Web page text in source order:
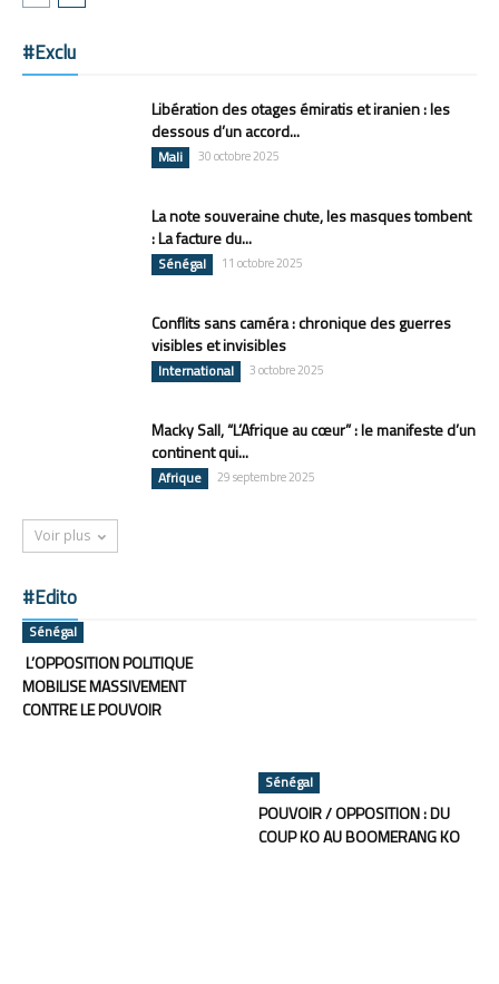
#Exclu
Libération des otages émiratis et iranien : les
dessous d’un accord...
Mali 30 octobre 2025
La note souveraine chute, les masques tombent
: La facture du...
Sénégal 11 octobre 2025
Conflits sans caméra : chronique des guerres
visibles et invisibles
International 3 octobre 2025
Macky Sall, “L’Afrique au cœur” : le manifeste d’un
continent qui...
Afrique 29 septembre 2025
Voir plus
#Edito
Sénégal
L’OPPOSITION POLITIQUE
MOBILISE MASSIVEMENT
CONTRE LE POUVOIR
Sénégal
POUVOIR / OPPOSITION : DU
COUP KO AU BOOMERANG KO